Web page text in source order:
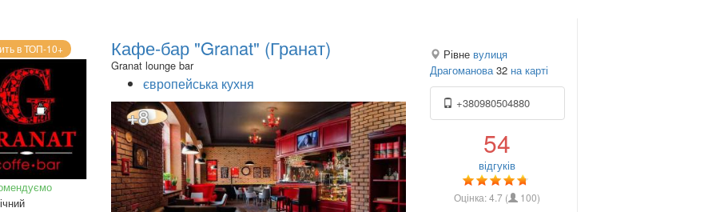
в ТОП-10+ Кафе-бар "Granat" (Гранат)
Granat lounge bar
європейська кухня
+8
Рівне вулиця
Драгоманова32 на карті
+380980504880
54
відгуків
Оцінка:4.7 ( 100)